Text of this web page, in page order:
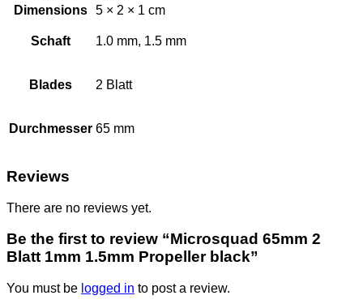
Dimensions 5 × 2 × 1 cm
Schaft 1.0 mm, 1.5 mm
Blades 2 Blatt
Durchmesser 65 mm
Reviews
There are no reviews yet.
Be the first to review “Microsquad 65mm 2
Blatt 1mm 1.5mm Propeller black”
You must be logged in to post a review.